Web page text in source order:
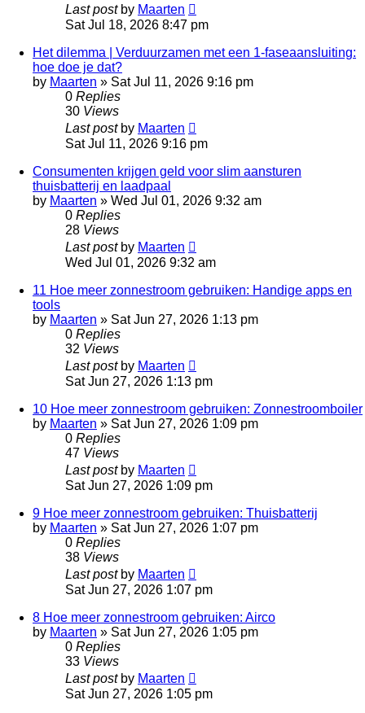
Last post by Maarten
Sat Jul 18, 2026 8:47 pm
Het dilemma | Verduurzamen met een 1-faseaansluiting:
hoe doe je dat?
by Maarten » Sat Jul 11, 2026 9:16 pm
0 Replies
30 Views
Last post by Maarten
Sat Jul 11, 2026 9:16 pm
Consumenten krijgen geld voor slim aansturen
thuisbatterij en laadpaal
by Maarten » Wed Jul 01, 2026 9:32 am
0 Replies
28 Views
Last post by Maarten
Wed Jul 01, 2026 9:32 am
11 Hoe meer zonnestroom gebruiken: Handige apps en
tools
by Maarten » Sat Jun 27, 2026 1:13 pm
0 Replies
32 Views
Last post by Maarten
Sat Jun 27, 2026 1:13 pm
10 Hoe meer zonnestroom gebruiken: Zonnestroomboiler
by Maarten » Sat Jun 27, 2026 1:09 pm
0 Replies
47 Views
Last post by Maarten
Sat Jun 27, 2026 1:09 pm
9 Hoe meer zonnestroom gebruiken: Thuisbatterij
by Maarten » Sat Jun 27, 2026 1:07 pm
0 Replies
38 Views
Last post by Maarten
Sat Jun 27, 2026 1:07 pm
8 Hoe meer zonnestroom gebruiken: Airco
by Maarten » Sat Jun 27, 2026 1:05 pm
0 Replies
33 Views
Last post by Maarten
Sat Jun 27, 2026 1:05 pm